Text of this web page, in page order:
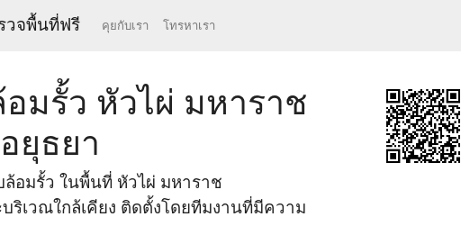
วจพื้นที่ฟรี คุยกับเรา โทรหาเรา
มรั้ว หัวไผ่ มหาราช
ยุธยา
อมรั้ว ในพื้นที่ หัวไผ่ มหาราช
ริเวณใกล้เคียง ติดตั้งโดยทีมงานที่มีความ